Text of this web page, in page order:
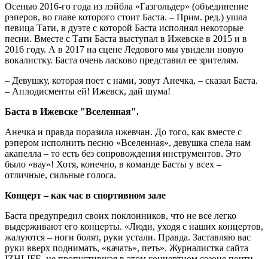
Осенью 2016-го года из лэйбла «Газгольдер» (объединение
рэперов, во главе которого стоит Баста. – Прим. ред.) ушла
певица Тати, в дуэте с которой Баста исполнял некоторые
песни. Вместе с Тати Баста выступал в Ижевске в 2015 и в
2016 году. А в 2017 на сцене Ледового мы увидели новую
вокалистку. Баста очень ласково представил ее зрителям.
– Девушку, которая поет с нами, зовут Анечка, – сказал Баста.
– Аплодисменты ей! Ижевск, дай шума!
Баста в Ижевске "Вселенная".
Анечка и правда поразила ижевчан. До того, как вместе с
рэпером исполнить песню «Вселенная», девушка спела нам
акапелла – то есть без сопровождения инструментов. Это
было «вау»! Хотя, конечно, в команде Басты у всех –
отличные, сильные голоса.
Концерт – как час в спортивном зале
Баста предупредил своих поклонников, что не все легко
выдерживают его концерты. «Люди, уходя с наших концертов,
жалуются – ноги болят, руки устали. Правда. Заставляю вас
руки вверх поднимать, «качать», петь». Журналистка сайта